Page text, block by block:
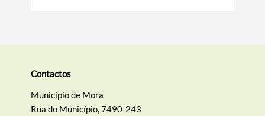
Contactos
Município de Mora
Rua do Município, 7490-243